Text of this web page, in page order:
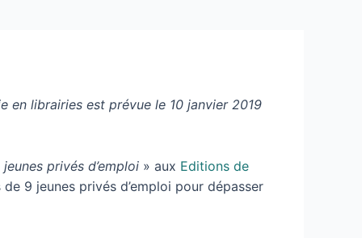
en librairies est prévue le 10 janvier 2019
privés d’emploi » aux Editions de
9 jeunes privés d’emploi pour dépasser